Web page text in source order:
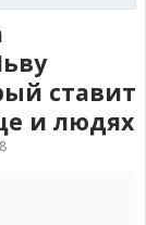
ставит
и людях